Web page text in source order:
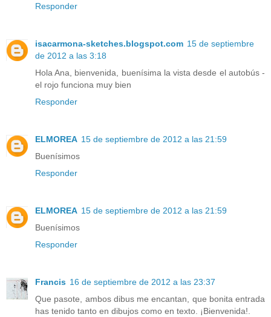
Responder
isacarmona-sketches.blogspot.com 15 de septiembre
de 2012 a las 3:18
Hola Ana, bienvenida, buenísima la vista desde el autobús -
el rojo funciona muy bien
Responder
ELMOREA 15 de septiembre de 2012 a las 21:59
Buenísimos
Responder
ELMOREA 15 de septiembre de 2012 a las 21:59
Buenísimos
Responder
Francis 16 de septiembre de 2012 a las 23:37
Que pasote, ambos dibus me encantan, que bonita entrada
has tenido tanto en dibujos como en texto. ¡Bienvenida!.